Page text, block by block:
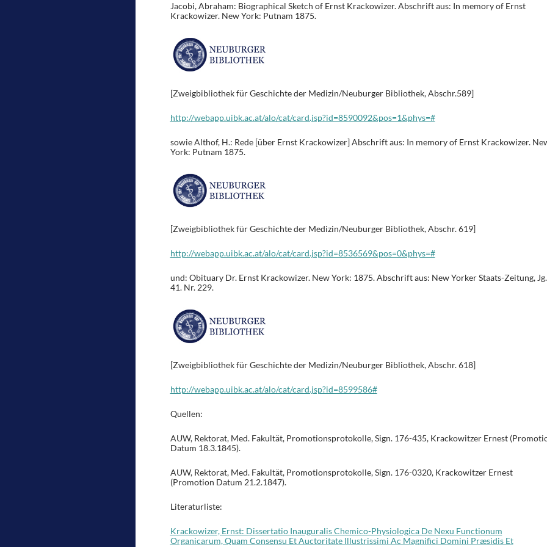
Jacobi, Abraham: Biographical Sketch of Ernst Krackowizer. Abschrift aus: In memory of Ernst
Krackowizer. New York: Putnam 1875.
[Zweigbibliothek für Geschichte der Medizin/Neuburger Bibliothek, Abschr.589]
http://webapp.uibk.ac.at/alo/cat/card.jsp?id=8590092&pos=1&phys=#
sowie Althof, H.: Rede [über Ernst Krackowizer] Abschrift aus: In memory of Ernst Krackowizer.
York: Putnam 1875.
[Zweigbibliothek für Geschichte der Medizin/Neuburger Bibliothek, Abschr. 619]
http://webapp.uibk.ac.at/alo/cat/card.jsp?id=8536569&pos=0&phys=#
und: Obituary Dr. Ernst Krackowizer. New York: 1875. Abschrift aus: New Yorker Staats-Zeitung, Jg.
41. Nr. 229.
[Zweigbibliothek für Geschichte der Medizin/Neuburger Bibliothek, Abschr. 618]
http://webapp.uibk.ac.at/alo/cat/card.jsp?id=8599586#
Quellen:
AUW, Rektorat, Med. Fakultät, Promotionsprotokolle, Sign. 176-435, Krackowitzer Ernest
Datum 18.3.1845).
AUW, Rektorat, Med. Fakultät, Promotionsprotokolle, Sign. 176-0320, Krackowitzer Ernest
(Promotion Datum 21.2.1847).
Literaturliste:
Krackowizer, Ernst: Dissertatio Inauguralis Chemico-Physiologica De Nexu Functionum
Organicarum, Quam Consensu Et Auctoritate Illustrissimi Ac Magnifici Domini Præsidis Et